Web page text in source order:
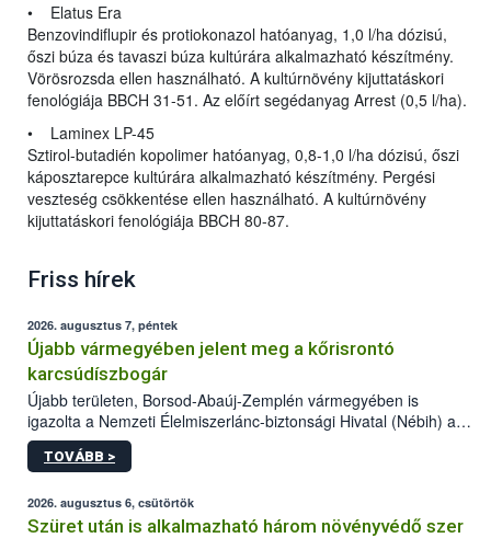
• Elatus Era
Benzovindiflupir és protiokonazol hatóanyag, 1,0 l/ha dózisú,
őszi búza és tavaszi búza kultúrára alkalmazható készítmény.
Vörösrozsda ellen használható. A kultúrnövény kijuttatáskori
fenológiája BBCH 31-51. Az előírt segédanyag Arrest (0,5 l/ha).
• Laminex LP-45
Sztirol-butadién kopolimer hatóanyag, 0,8-1,0 l/ha dózisú, őszi
káposztarepce kultúrára alkalmazható készítmény. Pergési
veszteség csökkentése ellen használható. A kultúrnövény
kijuttatáskori fenológiája BBCH 80-87.
Friss hírek
2026. augusztus 7, péntek
Újabb vármegyében jelent meg a kőrisrontó
karcsúdíszbogár
Újabb területen, Borsod-Abaúj-Zemplén vármegyében is
igazolta a Nemzeti Élelmiszerlánc-biztonsági Hivatal (Nébih) a
kőrisrontó karcsúdíszbogár (Agrilus planipennis) jelenlétét. A
kártevőt nem csak színcsapdában találták meg, de már fertőzött
az intenzív felderítést, emellett az intézkedéseket a szlovák
hatósággal is összehangolják a terjedés megállítása érdekében.
TOVÁBB >
2026. augusztus 6, csütörtök
Szüret után is alkalmazható három növényvédő szer